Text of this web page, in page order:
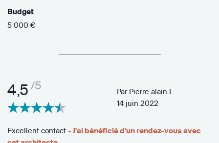
Budget
5 000 €
4,5 /5 Par Pierre alain L.
14 juin 2022
Excellent contact - J'ai bénéficié d'un rendez-vous avec